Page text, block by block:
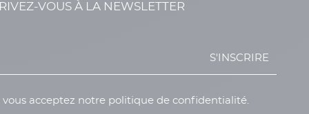
VOUS À LA NEWSLETTER
S'INSCRIRE
vous acceptez notre politique de confidentialité.